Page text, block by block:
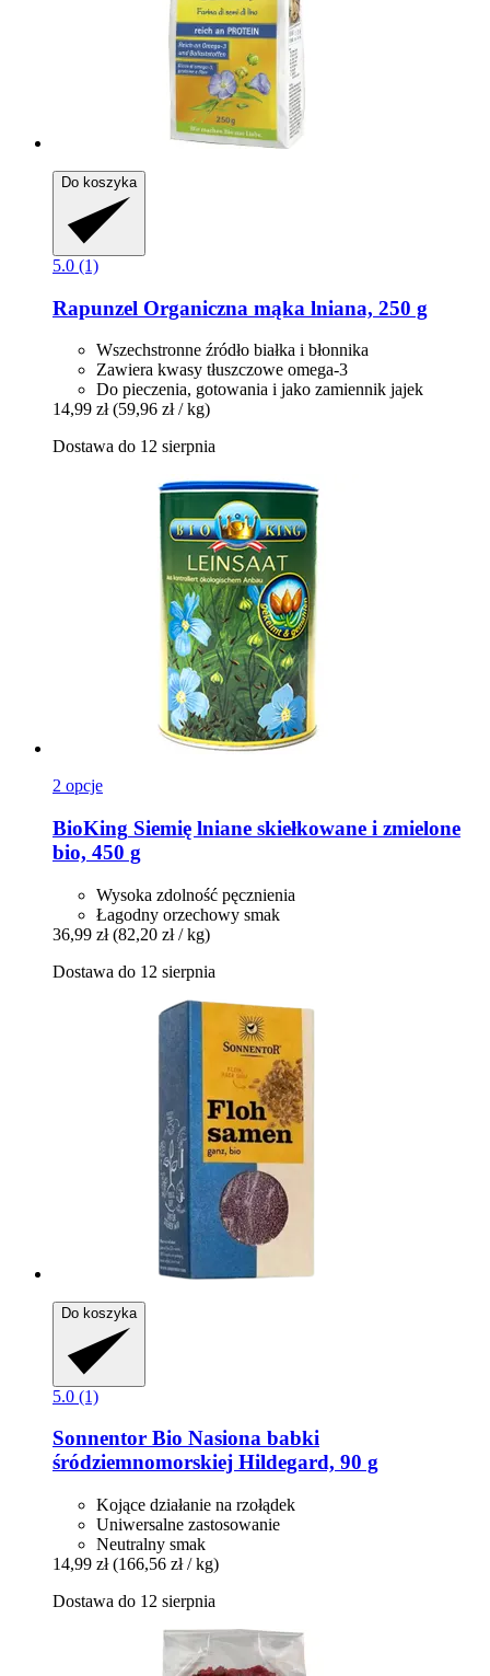
Do koszyka
5.0 (1)
Rapunzel Organiczna mąka lniana, 250 g
Wszechstronne źródło białka i błonnika
Zawiera kwasy tłuszczowe omega-3
Do pieczenia, gotowania i jako zamiennik jajek
14,99 zł (59,96 zł / kg)
Dostawa do 12 sierpnia
2 opcje
BioKing Siemię lniane skiełkowane i zmielone
bio, 450 g
Wysoka zdolność pęcznienia
Łagodny orzechowy smak
36,99 zł (82,20 zł / kg)
Dostawa do 12 sierpnia
Do koszyka
5.0 (1)
Sonnentor Bio Nasiona babki
śródziemnomorskiej Hildegard, 90 g
Kojące działanie na rzołądek
Uniwersalne zastosowanie
Neutralny smak
14,99 zł (166,56 zł / kg)
Dostawa do 12 sierpnia